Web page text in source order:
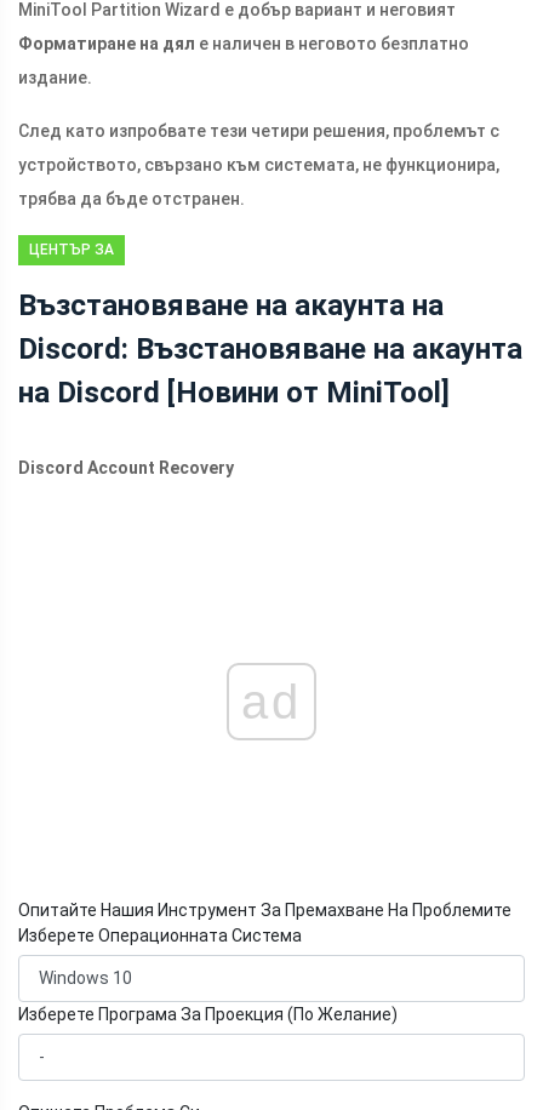
MiniTool Partition Wizard е добър вариант и неговият
Форматиране на дял е наличен в неговото безплатно
издание.
След като изпробвате тези четири решения, проблемът с
устройството, свързано към системата, не функционира,
трябва да бъде отстранен.
ЦЕНТЪР ЗА
MINITOOL
Възстановяване на акаунта на
Discord: Възстановяване на акаунта
на Discord [Новини от MiniTool]
Discord Account Recovery
ad
Опитайте Нашия Инструмент За Премахване На Проблемите
Изберете Операционната Система
Изберете Програма За Проекция (По Желание)